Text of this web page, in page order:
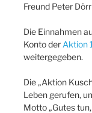
Freund Peter
Die Einnahmen
Konto der Aktion
weitergegeben.
Die „Aktion
Leben gerufen,
Motto „Gutes